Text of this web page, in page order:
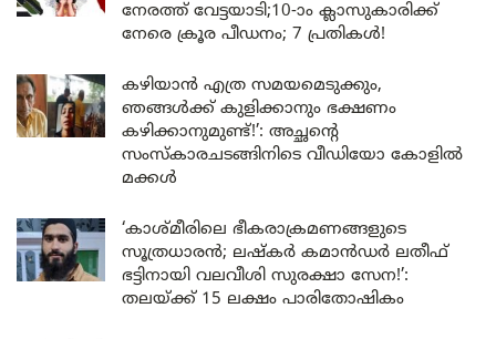
നേരത്ത് വേട്ടയാടി;10-ാം ക്ലാസുകാരിക്ക്
നേരെ ക്രൂര പീഡനം; 7 പ്രതികൾ!
കഴിയാൻ എത്ര സമയമെടുക്കും,
ഞങ്ങൾക്ക് കുളിക്കാനും ഭക്ഷണം
കഴിക്കാനുമുണ്ട്!’: അച്ഛന്റെ
സംസ്കാരചടങ്ങിനിടെ വീഡിയോ കോളിൽ
മക്കൾ
‘കാശ്മീരിലെ ഭീകരാക്രമണങ്ങളുടെ
സൂത്രധാരൻ; ലഷ്കർ കമാൻഡർ ലതീഫ്
ഭട്ടിനായി വലവീശി സുരക്ഷാ സേന!’:
തലയ്ക്ക് 15 ലക്ഷം പാരിതോഷികം